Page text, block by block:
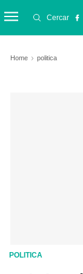
Cercar
Home politica
POLITICA